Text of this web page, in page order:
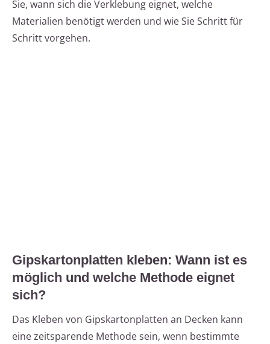
Sie, wann sich die Verklebung eignet, welche
Materialien benötigt werden und wie Sie Schritt für
Schritt vorgehen.
Gipskartonplatten kleben: Wann ist es
möglich und welche Methode eignet
sich?
Das Kleben von Gipskartonplatten an Decken kann
eine zeitsparende Methode sein, wenn bestimmte